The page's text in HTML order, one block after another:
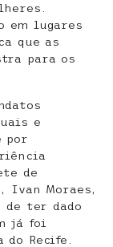
em lugares
que as
para os
e
por
de
Ivan Moraes,
de ter dado
já foi
Recife.